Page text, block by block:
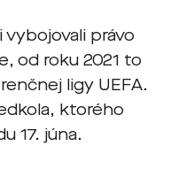
právo
od roku 2021 to
ligy UEFA.
ktorého
17. júna.